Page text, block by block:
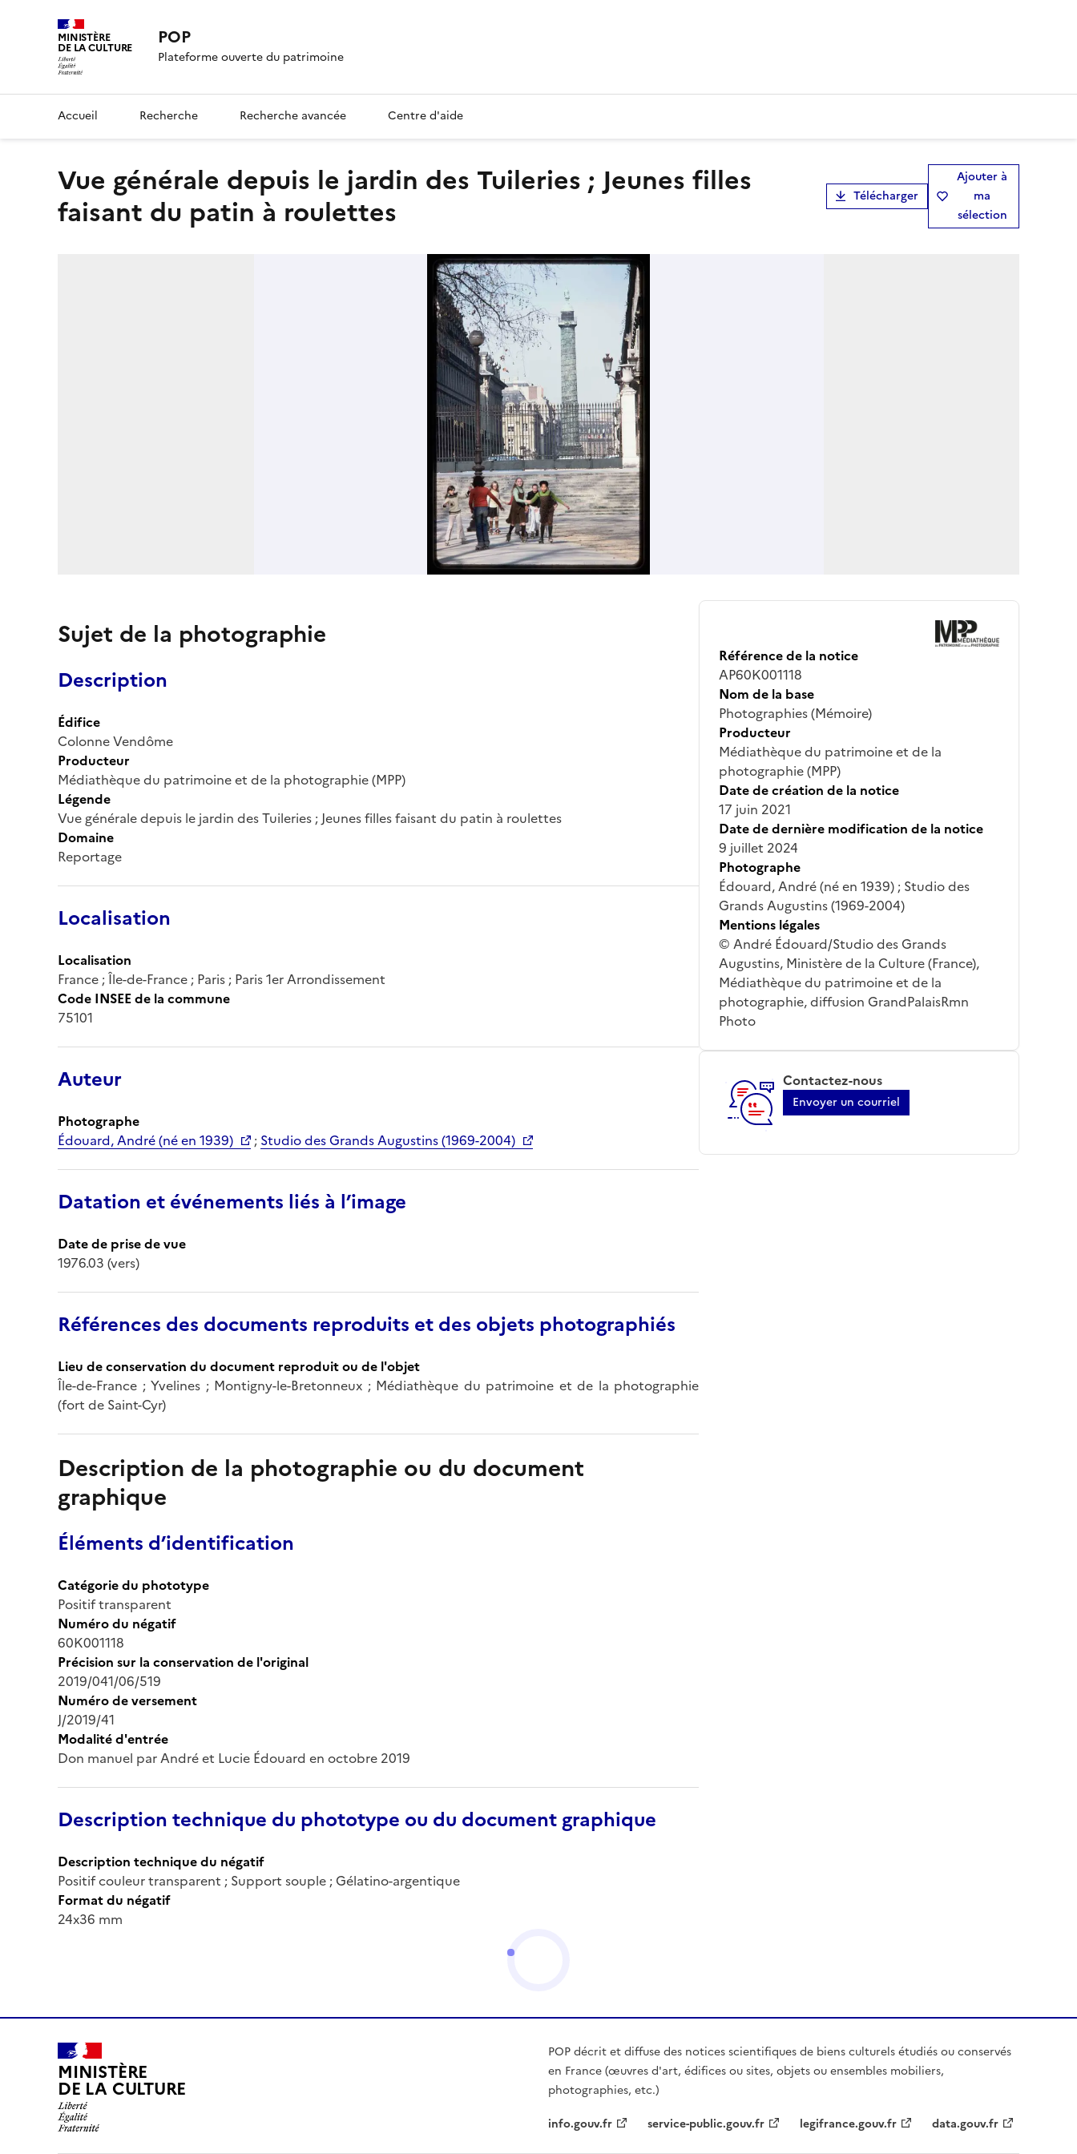
MINISTÈRE
DE LA CULTURE POP
Plateforme ouverte du patrimoine
Accueil Recherche Recherche avancée Centre d'aide
Vue générale depuis le jardin des Tuileries ; Jeunes filles
faisant du patin à roulettes
Télécharger
Ajouter à
ma
sélection
Sujet de la photographie
Description
Édifice
Colonne Vendôme
Producteur
Médiathèque du patrimoine et de la photographie (MPP)
Légende
Vue générale depuis le jardin des Tuileries ; Jeunes filles faisant du patin à roulettes
Domaine
Reportage
Localisation
Localisation
France ; Île-de-France ; Paris ; Paris 1er Arrondissement
Code INSEE de la commune
75101
Auteur
Photographe
Édouard, André (né en 1939)
; Studio des Grands Augustins (1969-2004)
Datation et événements liés à l’image
Date de prise de vue
1976.03 (vers)
Références des documents reproduits et des objets photographiés
Lieu de conservation du document reproduit ou de l'objet
Île-de-France ; Yvelines ; Montigny-le-Bretonneux ; Médiathèque du patrimoine et de la photographie
(fort de Saint-Cyr)
Description de la photographie ou du document
graphique
Éléments d’identification
Catégorie du phototype
Positif transparent
Numéro du négatif
60K001118
Précision sur la conservation de l'original
2019/041/06/519
Numéro de versement
J/2019/41
Modalité d'entrée
Don manuel par André et Lucie Édouard en octobre 2019
Description technique du phototype ou du document graphique
Description technique du négatif
Positif couleur transparent ; Support souple ; Gélatino-argentique
Format du négatif
24x36 mm
Référence de la notice
AP60K001118
Nom de la base
Photographies (Mémoire)
Producteur
Médiathèque du patrimoine et de la
photographie (MPP)
Date de création de la notice
17 juin 2021
Date de dernière modification de la notice
9 juillet 2024
Photographe
Édouard, André (né en 1939) ; Studio des
Grands Augustins (1969-2004)
Mentions légales
© André Édouard/Studio des Grands
Augustins, Ministère de la Culture (France),
Médiathèque du patrimoine et de la
photographie, diffusion GrandPalaisRmn
Photo
Contactez-nous
Envoyer un courriel
MINISTÈRE
DE LA CULTURE
POP décrit et diffuse des notices scientifiques de biens culturels étudiés ou conservés
en France (œuvres d'art, édifices ou sites, objets ou ensembles mobiliers,
photographies, etc.)
info.gouv.fr
service-public.gouv.fr legifrance.gouv.fr data.gouv.fr